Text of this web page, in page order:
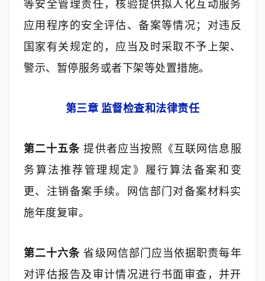
等安全管理责任，核验提供拟人化互动服务
应用程序的安全评估、备案等情况；对违反
国家有关规定的，应当及时采取不予上架、
警示、暂停服务或者下架等处置措施。
第三章 监督检查和法律责任
第二十五条 提供者应当按照《互联网信息服
务算法推荐管理规定》履行算法备案和变
更、注销备案手续。网信部门对备案材料实
施年度复审。
第二十六条 省级网信部门应当依据职责每年
对评估报告及审计情况进行书面审查，并开